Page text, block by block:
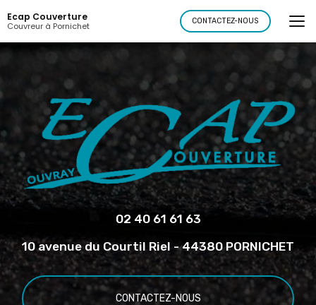
auEcap Couverture
Couvreur à Pornichet CONTACTEZ-NOUS
02 40 61 61 63
10 avenue du Courtil Riel - 44380 PORNICHET
CONTACTEZ-NOUS